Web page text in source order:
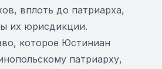
вплоть до патриарха,
их юрисдикции.
которое Юстиниан
патриарху,